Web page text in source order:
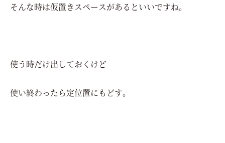
そんな時は仮置きスペースがあるといいですね。
使う時だけ出しておくけど
使い終わったら定位置にもどす。